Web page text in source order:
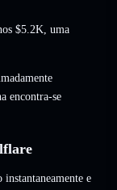
$5.2K, uma
encontra-se
e